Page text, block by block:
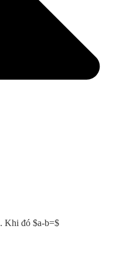
Khi đó $a-b=$